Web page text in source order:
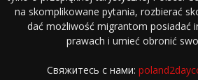
na skomplikowane pytania, rozbierać
dać możliwość migrantom posiadać
prawach i umieć obronić
Свяжитесь с нами: